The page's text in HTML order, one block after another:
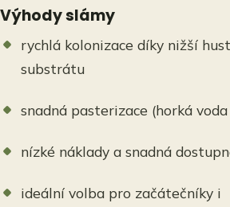
Výhody slámy
rychlá kolonizace díky nižší
substrátu
snadná pasterizace (horká
nízké náklady a snadná
ideální volba pro začátečníky i